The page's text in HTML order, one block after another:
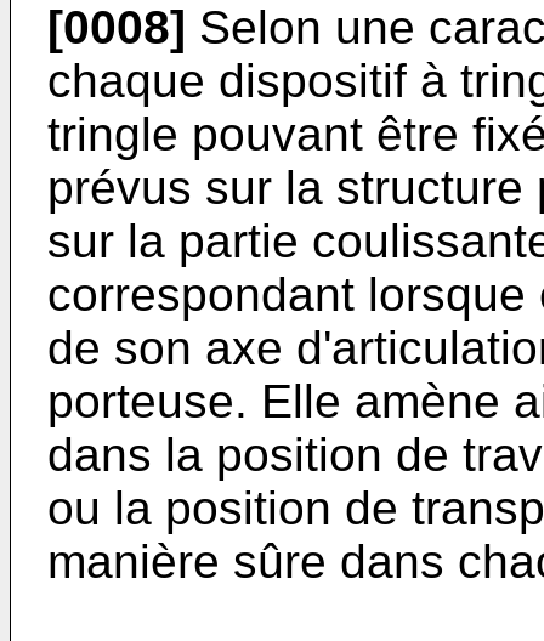
[0008] Selon une
chaque dispositif à
tringle pouvant être
prévus sur la
sur la partie
correspondant
de son axe
porteuse. Elle amène
dans la position de
ou la position de
manière sûre dans